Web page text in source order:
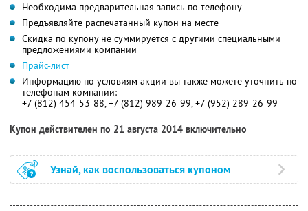
Необходима предварительная запись по телефону
Предъявляйте распечатанный купон на месте
Скидка по купону не суммируется с другими специальными
предложениями компании
Прайс-лист
Информацию по условиям акции вы также можете уточнить по
телефонам компании:
+7 (812) 454-53-88, +7 (812) 989-26-99, +7 (952) 289-26-99
Купон действителен по 21 августа 2014 включительно
Узнай, как воспользоваться купоном